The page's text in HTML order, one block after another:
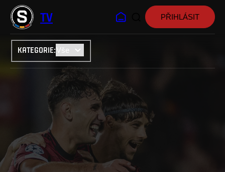
TV
KATEGORIE:
PŘIHLÁSIT